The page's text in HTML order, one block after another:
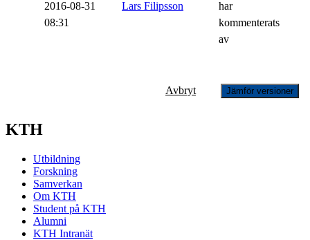
2016-08-31
08:31
Lars Filipsson
har
kommenterats
av
Avbryt Jämför versioner
KTH
Utbildning
Forskning
Samverkan
Om KTH
Student på KTH
Alumni
KTH Intranät